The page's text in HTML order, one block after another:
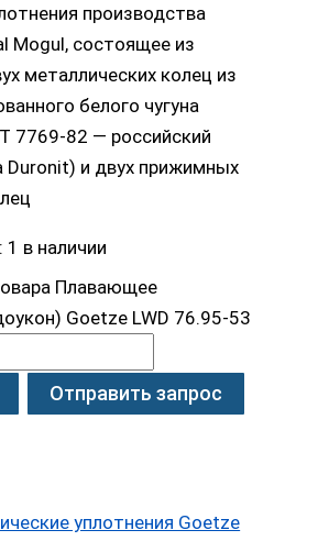
производства
Mogul, состоящее из
металлических колец из
белого чугуна
7769-82 — российский
Duronit) и двух прижимных
1 в наличии
Плавающее
Goetze LWD 76.95-53
Отправить запрос
уплотнения Goetze